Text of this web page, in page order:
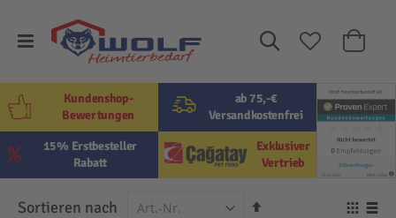
Suche
Mein
ab 75,-€
Versandkostenfrei
Exklusiver
Vertrieb
15% Erstbesteller
Rabatt
Kundenshop-
Bewertungen
Sortieren nach
In